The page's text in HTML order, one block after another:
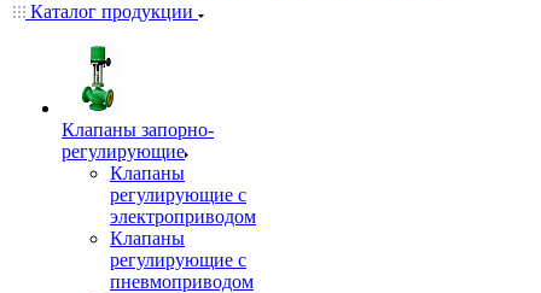
Каталог продукции
Клапаны запорно-
регулирующие
Клапаны
регулирующие с
электроприводом
Клапаны
регулирующие с
пневмоприводом